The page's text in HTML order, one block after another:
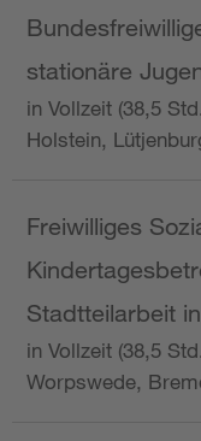
stationäre
in Vollzeit (38,5
Holstein,
Freiwilliges
Stadtteilarbeit
in Vollzeit (38,5
Worpswede,